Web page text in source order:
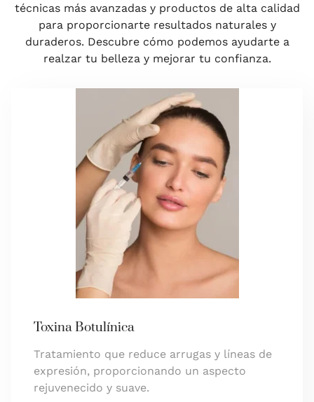
técnicas más avanzadas y productos de alta calidad
para proporcionarte resultados naturales y
duraderos. Descubre cómo podemos ayudarte a
realzar tu belleza y mejorar tu confianza.
Toxina Botulínica
Tratamiento que reduce arrugas y líneas de
expresión, proporcionando un aspecto
rejuvenecido y suave.